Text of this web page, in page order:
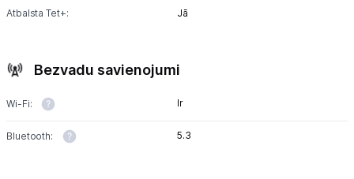
Atbalsta Tet+: Jā
Bezvadu savienojumi
Wi-Fi: Ir
Bluetooth: 5.3